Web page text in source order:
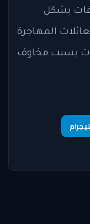
بشكل
المهاجرة
بسبب مخاوف